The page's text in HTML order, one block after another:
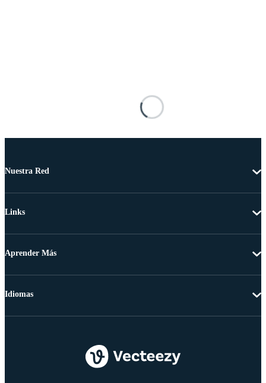
Nuestra Red
Links
Aprender Más
Idiomas